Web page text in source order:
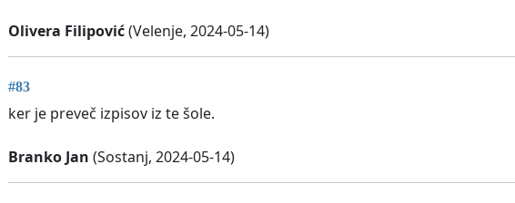
Olivera Filipović(Velenje, 2024-05-14)
#83
ker je preveč izpisov iz te šole.
Branko Jan (Sostanj, 2024-05-14)